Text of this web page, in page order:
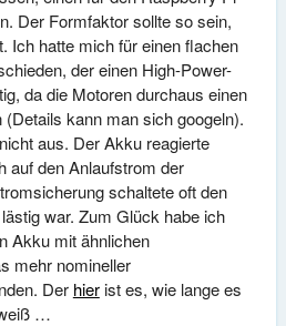
Der Formfaktor sollte so sein,
Ich hatte mich für einen flachen
der einen High-Power-
da die Motoren durchaus einen
kann man sich googeln).
aus. Der Akku reagierte
auf den Anlaufstrom der
schaltete oft den
war. Zum Glück habe ich
Akku mit ähnlichen
mehr nomineller
Der hierist es, wie lange es
…